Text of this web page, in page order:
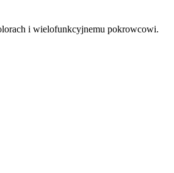
i wielofunkcyjnemu pokrowcowi.